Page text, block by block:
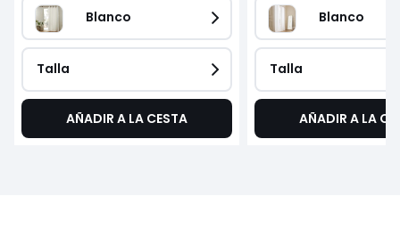
Blanco
Talla
AÑADIR A LA CESTA
Blanco
Talla
AÑADIR A LA